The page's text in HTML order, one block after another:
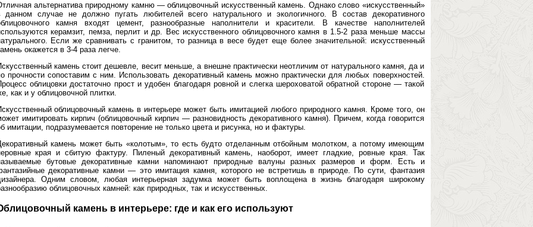
альтернатива природному камню — облицовочный искусственный камень. Однако слово «искусственный»
данном случае не должно пугать любителей всего натурального и экологичного. В состав декоративного
камня входят цемент, разнообразные наполнители и красители. В качестве наполнителей
керамзит, пемза, перлит и др. Вес искусственного облицовочного камня в 1.5-2 раза меньше массы
Если же сравнивать с гранитом, то разница в весе будет еще более значительной: искусственный
окажется в 3-4 раза легче.
камень стоит дешевле, весит меньше, а внешне практически неотличим от натурального камня, да и
прочности сопоставим с ним. Использовать декоративный камень можно практически для любых поверхностей.
облицовки достаточно прост и удобен благодаря ровной и слегка шероховатой обратной стороне — такой
как и у облицовочной плитки.
облицовочный камень в интерьере может быть имитацией любого природного камня. Кроме того, он
имитировать кирпич (облицовочный кирпич — разновидность декоративного камня). Причем, когда говорится
имитации, подразумевается повторение не только цвета и рисунка, но и фактуры.
камень может быть «колотым», то есть будто отделанным отбойным молотком, а потому имеющим
края и сбитую фактуру. Пиленый декоративный камень, наоборот, имеет гладкие, ровные края. Так
бутовые декоративные камни напоминают природные валуны разных размеров и форм. Есть и
декоративные камни — это имитация камня, которого не встретишь в природе. По сути, фантазия
Одним словом, любая интерьерная задумка может быть воплощена в жизнь благодаря широкому
облицовочных камней: как природных, так и искусственных.
камень в интерьере: где и как его используют